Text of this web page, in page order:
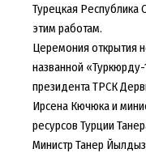
Турецкая Республика
этим работам.
Церемония открытия
названной «Туркюрду-
президента ТРСК
Ирсена Кючюка и
ресурсов Турции
Министр Танер